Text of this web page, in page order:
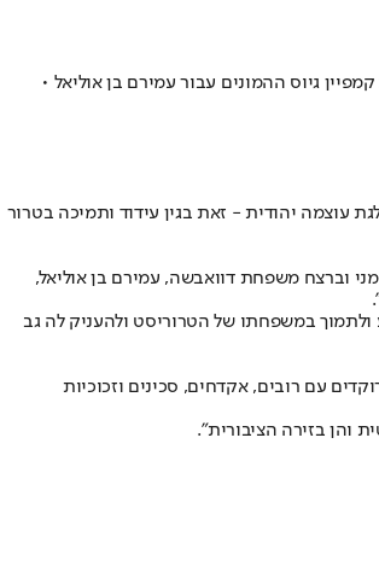
גיוס ההמונים עבור עמירם בן אוליאל •
יהודית - זאת בגין עידוד ותמיכה בטרור
וברצח משפחת דוואבשה, עמירם בן אוליאל,
במשפחתו של הטרוריסט ולהעניק לה גב
עם רובים, אקדחים, סכינים וזכוכיות
בזירה הציבורית".